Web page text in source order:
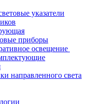
указатели
приборы
освещение
направленного света